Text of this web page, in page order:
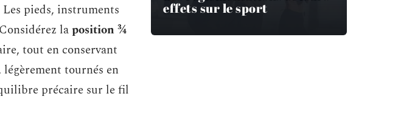
Les pieds, instruments
laposition ¾
tout en conservant
tournés en
précaire sur le fil
effets sur le sport